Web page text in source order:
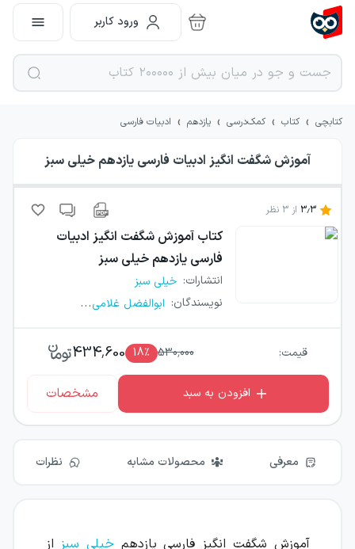
ورود کاربر
کتابچی › کتاب › کمک‌درسی › یازدهم › ادبیات فارسی
آموزش شگفت انگیز ادبیات فارسی یازدهم خیلی سبز
3.3 از3 نظر
کتاب آموزش شگفت انگیز ادبیات
فارسی یازدهم خیلی سبز
انتشارات: خیلی سبز
نویسندگان: ابوالفضل غلامی...
قیمت: 530,000
18٪ 434,600
افزودن به سبد مشخصات
معرفی محصولات مشابه نظرات
آموزش شگفت انگیز فارسی یازدهم خیلی سبز از